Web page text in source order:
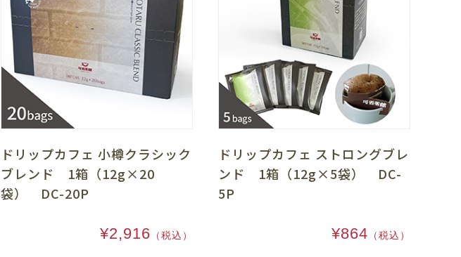
ドリップカフェ 小樽クラシック
ブレンド 1箱（12g×20
袋） DC-20P
¥2,916 （税込）
ドリップカフェ ストロングブレ
ンド 1箱（12g×5袋） DC-
5P
¥864 （税込）